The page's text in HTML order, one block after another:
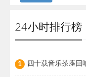
24小时排行榜
1 四十载音乐茶座回